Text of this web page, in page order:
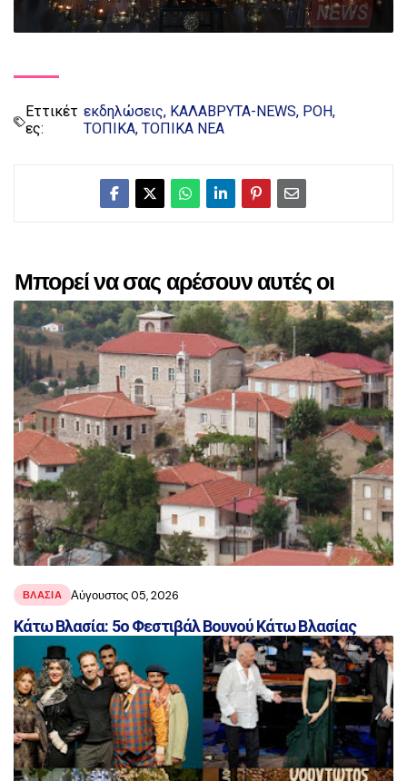
Εττικέτ
ες:
εκδηλώσεις ΚΑΛΑΒΡΥΤΑ-NEWS ΡΟΗ
ΤΟΠΙΚΑ ΤΟΠΙΚΑ ΝΕΑ
Μπορεί να σας αρέσουν αυτές οι
αναρτήσεις
ΒΛΑΣΊΑ Αύγουστος 05, 2026
Κάτω Βλασία: 5ο Φεστιβάλ Βουνού Κάτω Βλασίας